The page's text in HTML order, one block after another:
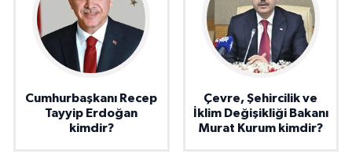
Cumhurbaşkanı Recep
Tayyip Erdoğan
kimdir?
Çevre, Şehircilik ve
İklim Değişikliği Bakanı
Murat Kurum kimdir?